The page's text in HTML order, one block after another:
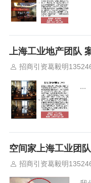
上海工业地产团队
招商引资葛毅明
...
空间家上海工业团
招商引资葛毅明